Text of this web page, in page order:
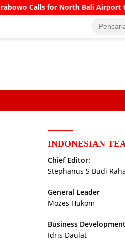
North Bali Airport to
INDONESIAN
Chief Editor:
Stephanus S Budi
General Leader
Mozes Hukom
Business
Idris Daulat